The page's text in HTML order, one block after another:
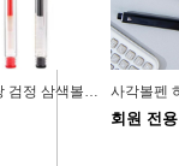
기본빨간펜 파랑 검정 삼색볼펜 막쓰는
회원 전용